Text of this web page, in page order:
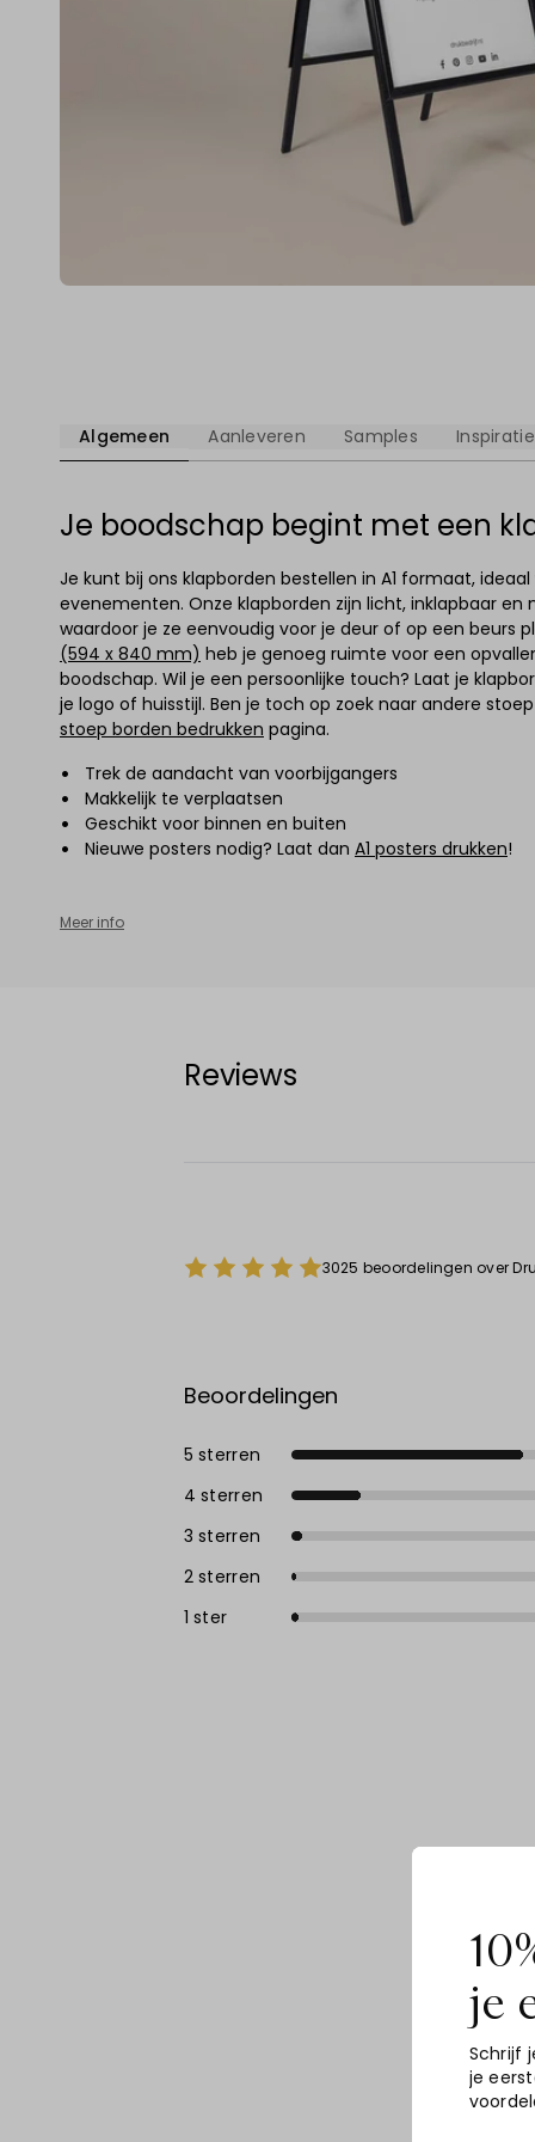
Algemeen Aanleveren Samples Inspiratie
Je boodschap begint met een
Je kunt bij ons klapborden bestellen in A1 formaat,
evenementen. Onze klapborden zijn licht, inklapbaar en
waardoor je ze eenvoudig voor je deur of op een beurs
(594 x 840 mm) heb je genoeg ruimte voor een
boodschap. Wil je een persoonlijke touch? Laat je
je logo of huisstijl. Ben je toch op zoek naar andere
stoep borden bedrukken pagina.
Trek de aandacht van voorbijgangers
Makkelijk te verplaatsen
Geschikt voor binnen en buiten
Nieuwe posters nodig? Laat dan A1 posters drukken!
Meer info
Reviews
3025 beoordelingen over
Beoordelingen
5 sterren
4 sterren
3 sterren
2 sterren
1 ster
je
Schrijf
je